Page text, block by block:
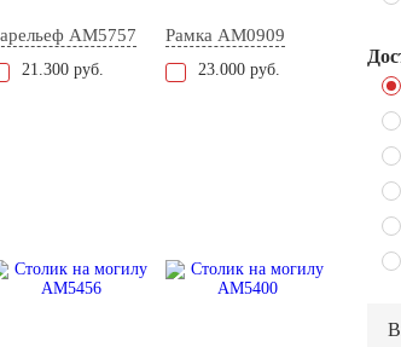
AM5757
21.300 руб.
Рамка AM0909
23.000 руб.